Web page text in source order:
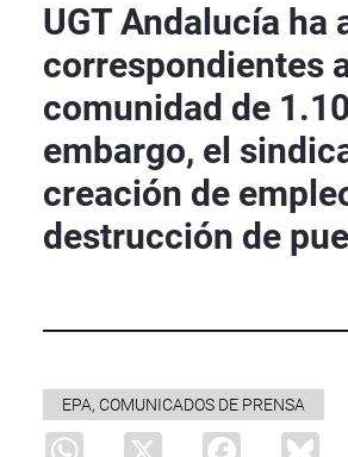
UGT Andalucía ha
correspondientes
comunidad de
embargo, el
creación de
destrucción de
EPA, COMUNICADOS DE PRENSA
WhatsApp
X Facebook